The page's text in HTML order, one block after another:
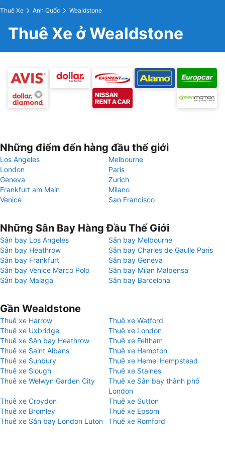
Thuê Xe Anh Quốc Wealdstone
Thuê Xe ở Wealdstone
Những điểm đến hàng đầu thế giới
Los Angeles
Melbourne
London
Paris
Geneva
Zurich
Frankfurt am Main
Milano
Venice
San Francisco
Những Sân Bay Hàng Đầu Thế Giới
Sân bay Los Angeles
Sân bay Melbourne
Sân bay Heathrow
Sân bay Charles de Gaulle Paris
Sân bay Frankfurt
Sân bay Geneva
Sân bay Venice Marco Polo
Sân bay Milan Malpensa
Sân bay Malaga
Sân bay Barcelona
Gần Wealdstone
Thuê xe Harrow
Thuê xe Watford
Thuê xe Uxbridge
Thuê xe London
Thuê xe Sân bay Heathrow
Thuê xe Feltham
Thuê xe Saint Albans
Thuê xe Hampton
Thuê xe Sunbury
Thuê xe Hemel Hempstead
Thuê xe Slough
Thuê xe Staines
Thuê xe Welwyn Garden City
Thuê xe Sân bay thành phố
London
Thuê xe Croydon
Thuê xe Sutton
Thuê xe Bromley
Thuê xe Epsom
Thuê xe Sân bay London Luton
Thuê xe Romford